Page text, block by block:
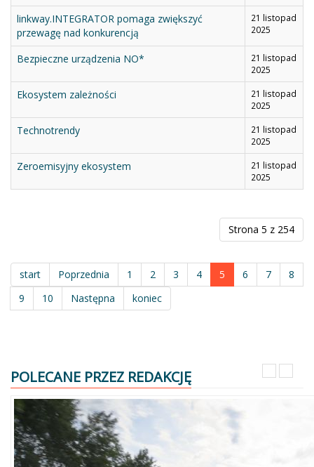
linkway.INTEGRATOR pomaga zwiększyć
przewagę nad konkurencją
21 listopad
2025
Bezpieczne urządzenia NO*
21 listopad
2025
Ekosystem zależności
21 listopad
2025
Technotrendy
21 listopad
2025
Zeroemisyjny ekosystem
21 listopad
2025
Strona 5 z 254
start Poprzednia 1 2 3 4 5 6 7
8
9
10 Następna koniec
POLECANE PRZEZ REDAKCJĘ